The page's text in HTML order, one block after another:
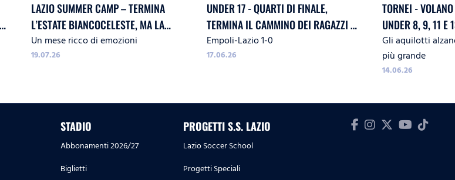
LAZIO SUMMER CAMP – TERMINA
L’ESTATE BIANCOCELESTE, MA LA
PASSIONE NON FINISCE QUA!
Un mese ricco di emozioni
19.07.26
UNDER 17 - QUARTI DI FINALE,
TERMINA IL CAMMINO DEI RAGAZZI DI
MISTER LEDESMA
Empoli-Lazio 1-0
17.06.26
TORNEI -
UNDER 8, 9, 11 E 13 E
QUATTRO PRIMI
Gli aquilotti
più grande
14.06.26
STADIO
Abbonamenti 2026/27
Biglietti
PROGETTI S.S. LAZIO
Lazio Soccer School
Progetti Speciali